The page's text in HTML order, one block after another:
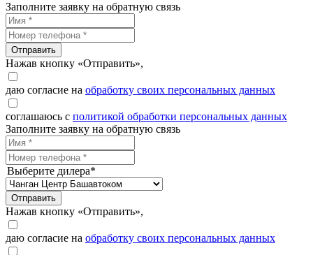
Заполните заявку на обратную связь
Отправить
Нажав кнопку «Отправить»,
даю согласие на обработку своих персональных данных
соглашаюсь с политикой обработки персональных данных
Заполните заявку на обратную связь
Выберите дилера*
Отправить
Нажав кнопку «Отправить»,
даю согласие на обработку своих персональных данных